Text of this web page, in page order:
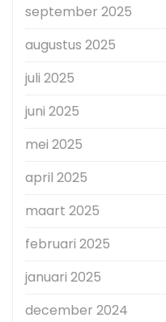
september 2025
augustus 2025
juli 2025
juni 2025
mei 2025
april 2025
maart 2025
februari 2025
januari 2025
december 2024